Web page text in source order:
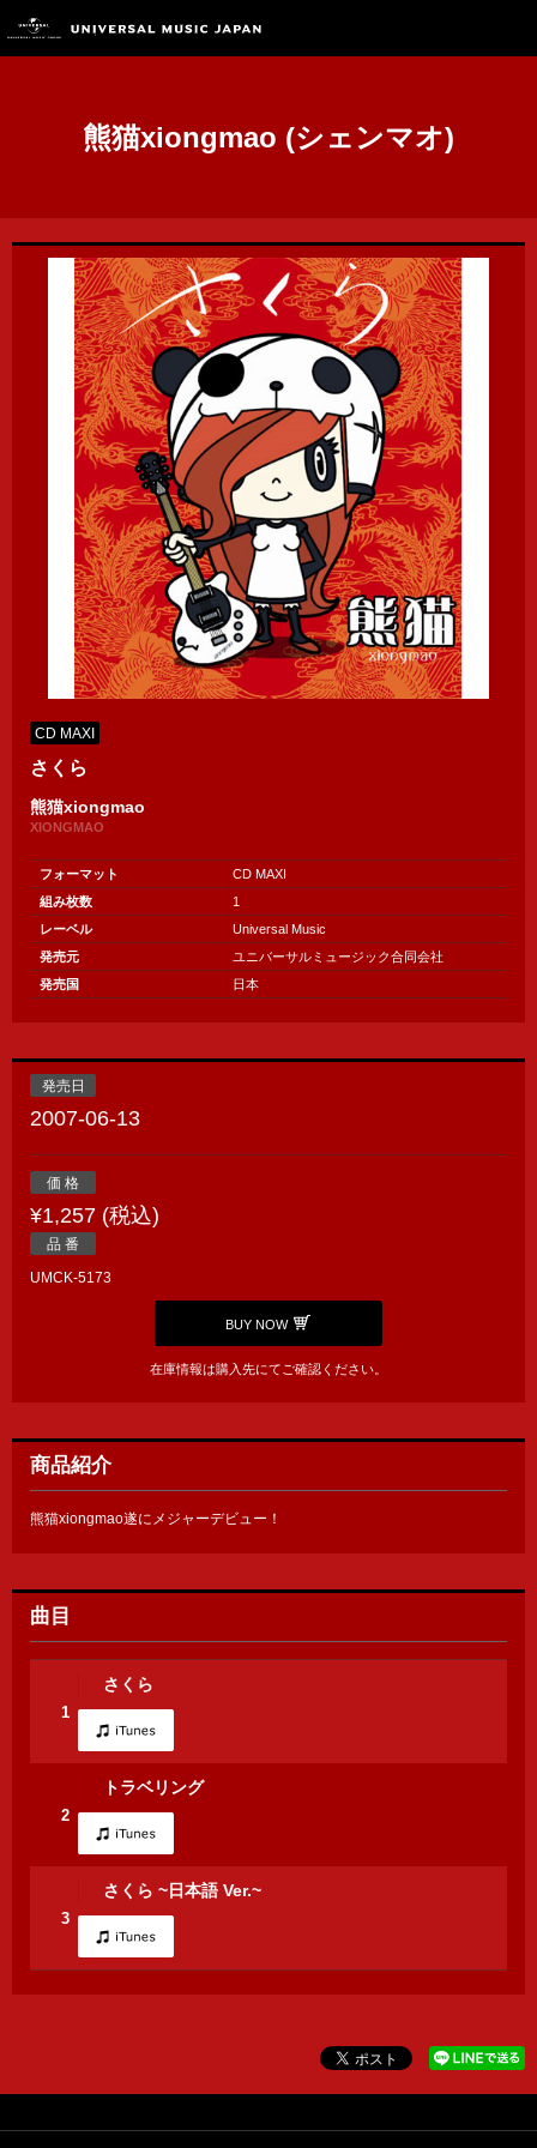
熊猫xiongmao (シェンマオ)
CD MAXI
さくら
熊猫xiongmao
XIONGMAO
フォーマット
CD MAXI
組み枚数
1
レーベル
Universal Music
発売元
ユニバーサルミュージック合同会社
発売国
日本
発売日
2007-06-13
価 格
¥1,257 (税込)
品 番
UMCK-5173
BUY NOW
在庫情報は購入先にてご確認ください。
商品紹介
熊猫xiongmao遂にメジャーデビュー！
曲目
1
さくら
2
トラベリング
3
さくら ~日本語 Ver.~